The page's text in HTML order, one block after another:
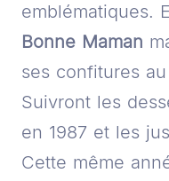
emblématiques.
Bonne Maman
ses confitures
Suivront les
en 1987 et les
Cette même